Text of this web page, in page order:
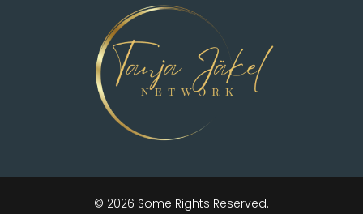
© 2026 Some Rights Reserved.